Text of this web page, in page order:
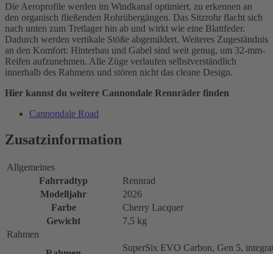
Die Aeroprofile werden im Windkanal optimiert, zu erkennen an
den organisch fließenden Rohrübergängen. Das Sitzrohr flacht sich
nach unten zum Tretlager hin ab und wirkt wie eine Blattfeder.
Dadurch werden vertikale Stöße abgemildert. Weiteres Zugeständnis
an den Komfort: Hinterbau und Gabel sind weit genug, um 32-mm-
Reifen aufzunehmen. Alle Züge verlaufen selbstverständlich
innerhalb des Rahmens und stören nicht das cleane Design.
Hier kannst du weitere Cannondale Rennräder finden
Cannondale Road
Zusatzinformation
Allgemeines
Fahrradtyp
Rennrad
Modelljahr
2026
Farbe
Cherry Lacquer
Gewicht
7,5 kg
Rahmen
SuperSix EVO Carbon, Gen 5,